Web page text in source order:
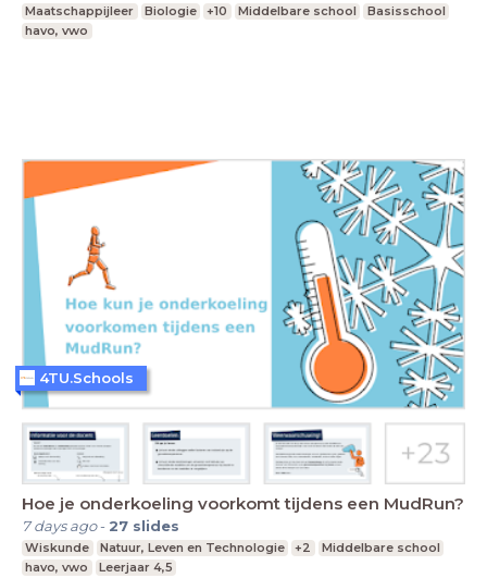
Maatschappijleer Biologie +10 Middelbare school
Basisschool
havo, vwo
Hoe je onderkoeling voorkomt tijdens een MudRun?
7 days ago- 27 slides
Wiskunde Natuur, Leven en Technologie +2
Middelbare school
havo, vwo
Leerjaar 4,5
4TU.Schools